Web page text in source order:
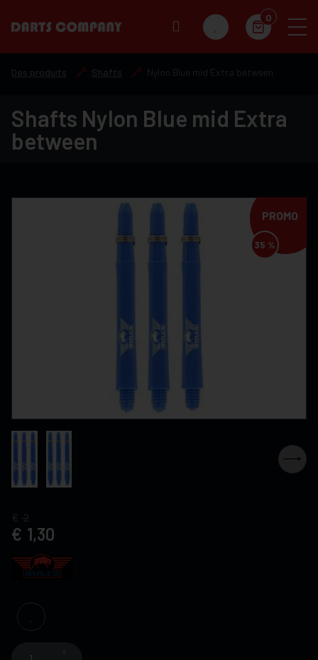
0
Des produits Shafts Nylon Blue mid Extra between
Shafts Nylon Blue mid Extra
between
PROMO
35 %
2
1,30